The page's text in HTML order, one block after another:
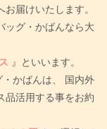
届けいたします。
ッグ・かばんなら大
』といいます。
かばんは、
国内外
品活用する事をお約